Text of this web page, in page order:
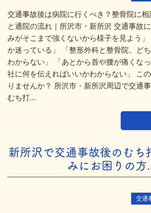
交通事故後は病院に行くべき？整骨院に
と通院の流れ｜所沢市・新所沢 交通事故
みがそこまで強くないから様子を見よう」
か迷っている」 「整形外科と整骨院、ど
わからない」 「あとから首や腰が痛くな
社に何を伝えればいいかわからない」 こ
りませんか？ 所沢市・新所沢周辺で交通
むち打...
新所沢で交通事故後のむち
みにお困りの方
交通